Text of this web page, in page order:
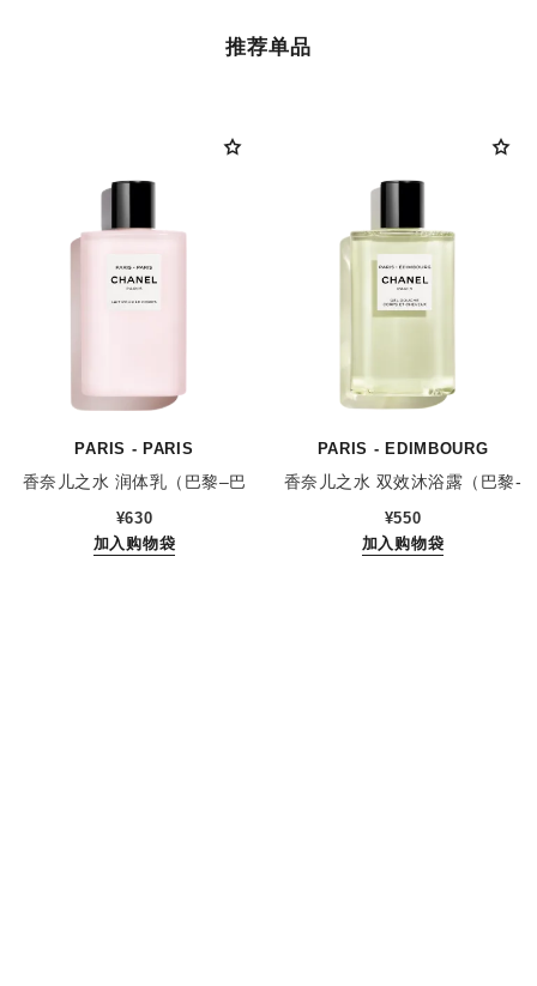
推荐单品
PARIS - PARIS
香奈儿之水 润体乳（巴黎–巴
黎）
参考编号 102950
¥630
加入购物袋
PARIS - EDIMBOURG
香奈儿之水 双效沐浴露（巴黎-
爱丁堡）
参考编号 102840
¥550
加入购物袋